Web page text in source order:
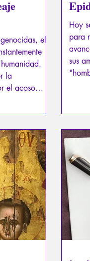
el
la
el acoso
otro en
no debemos
sus pruebas
Hoy
para
sus
no
al